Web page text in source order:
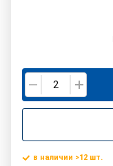
в наличии >12 шт.